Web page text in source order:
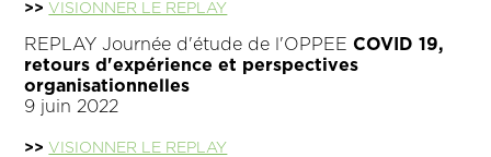
>> VISIONNER LE REPLAY
REPLAY Journée d'étude de l'OPPEE COVID 19,
retours d'expérience et perspectives
organisationnelles
9 juin 2022
>> VISIONNER LE REPLAY